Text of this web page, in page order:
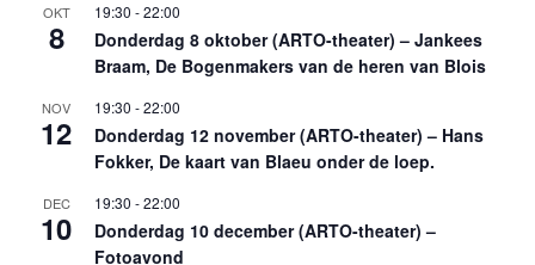
OKT
8
19:30 -22:00
Donderdag 8 oktober (ARTO-theater) – Jankees
Braam, De Bogenmakers van de heren van Blois
NOV
12
19:30 -22:00
Donderdag 12 november (ARTO-theater) – Hans
Fokker, De kaart van Blaeu onder de loep.
DEC
10
19:30 -22:00
Donderdag 10 december (ARTO-theater) –
Fotoavond